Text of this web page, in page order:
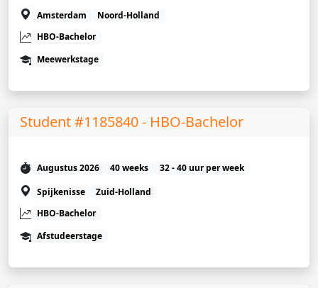
Amsterdam
Noord-Holland
HBO-Bachelor
Meewerkstage
Student #1185840 - HBO-Bachelor
Augustus 2026 40 weeks
32 - 40 uur per week
Spijkenisse
Zuid-Holland
HBO-Bachelor
Afstudeerstage